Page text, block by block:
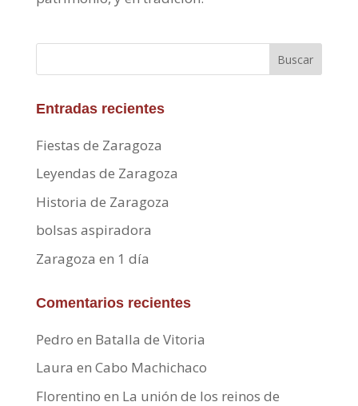
Buscar
Entradas recientes
Fiestas de Zaragoza
Leyendas de Zaragoza
Historia de Zaragoza
bolsas aspiradora
Zaragoza en 1 día
Comentarios recientes
Pedro en Batalla de Vitoria
Laura en Cabo Machichaco
Florentino en La unión de los reinos de